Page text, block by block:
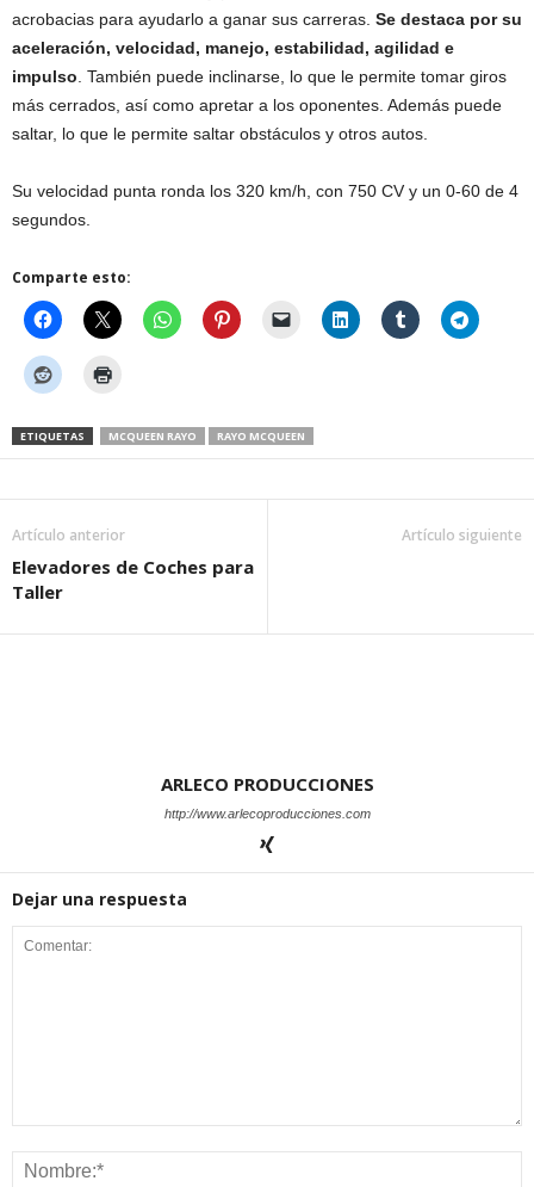
acrobacias para ayudarlo a ganar sus carreras. Se destaca por su
aceleración, velocidad, manejo, estabilidad, agilidad e
impulso . También puede inclinarse, lo que le permite tomar giros
más cerrados, así como apretar a los oponentes. Además puede
saltar, lo que le permite saltar obstáculos y otros autos.
Su velocidad punta ronda los 320 km/h, con 750 CV y un 0-60 de 4
segundos.
Comparte esto:
ETIQUETAS MCQUEEN RAYO RAYO MCQUEEN
Artículo anterior
Elevadores de Coches para
Taller
Artículo siguiente
ARLECO PRODUCCIONES
http://www.arlecoproducciones.com
Dejar una respuesta